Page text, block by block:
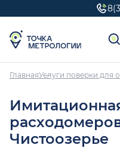
ГлавнаяУслуги поверки для
Чистоозерье